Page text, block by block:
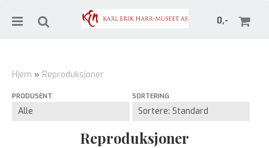
0,-
Hjem » Reproduksjoner
PRODUSENT SORTERING
Reproduksjoner